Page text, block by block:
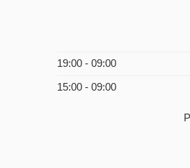
09:00 - 19:00
09:00 - 15:00